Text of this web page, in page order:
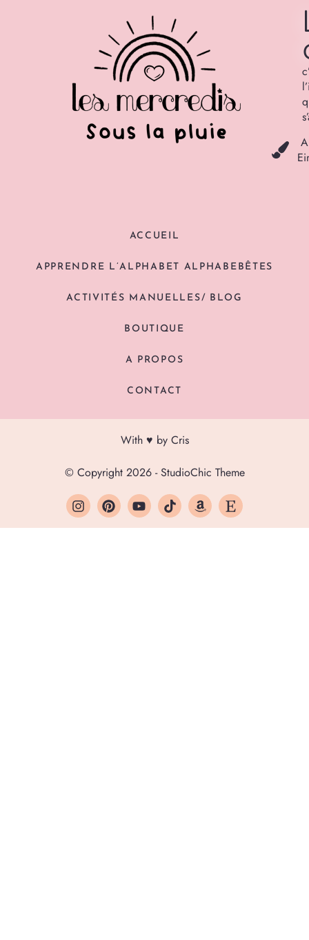
ACCUEIL
APPRENDRE L’ALPHABET ALPHABEBÊTES
ACTIVITÉS MANUELLES/ BLOG
BOUTIQUE
A PROPOS
CONTACT
With ♥ by Cris
© Copyright 2026 - StudioChic Theme